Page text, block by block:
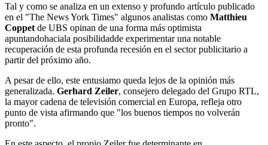
Tal y como se analiza en un extenso y profundo artículo publicado
en el "The News York Times" algunos analistas como Matthieu
Coppet de UBS opinan de una forma más optimista
apuntandohaciala posibilidadde experimentar una notable
recuperación de esta profunda recesión en el sector publicitario a
partir del próximo año.
A pesar de ello, este entusiamo queda lejos de la opinión más
generalizada. Gerhard Zeiler, consejero delegado del Grupo RTL,
la mayor cadena de televisión comercial en Europa, refleja otro
punto de vista afirmando que "los buenos tiempos no volverán
pronto".